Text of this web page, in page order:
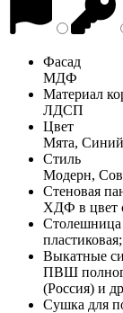
Фасад
МДФ
Материал
ЛДСП
Цвет
Мята, Синий
Стиль
Модерн,
Стеновая
ХДФ в цвет
Столешница
Выкатные
ПВШ
(Россия) и
Сушка для